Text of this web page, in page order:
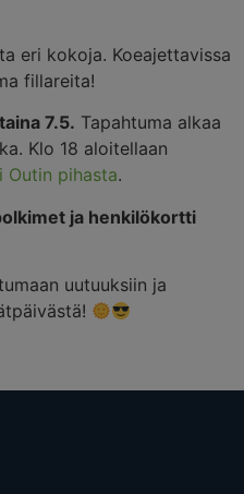
eri kokoja. Koeajettavissa
fillareita!
7.5. Tapahtuma alkaa
Klo 18 aloitellaan
Outin pihasta.
ja henkilökortti
uutuuksiin ja